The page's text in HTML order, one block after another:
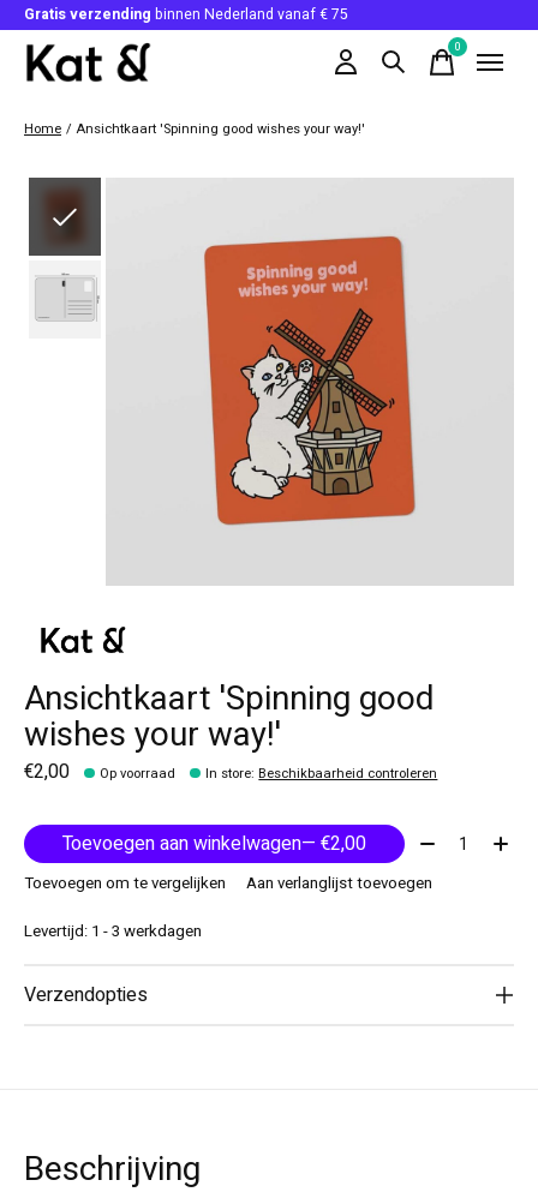
Gratis verzending binnen Nederland vanaf € 75
0items
Home / Ansichtkaart 'Spinning good wishes your way!'
Ansichtkaart 'Spinning good
wishes your way!'
€2,00 Op voorraad In store:Beschikbaarheid controleren
Toevoegen aan winkelwagen — €2,00 Aantal:
Toevoegen om te vergelijken
Aan verlanglijst toevoegen
Levertijd: 1 - 3 werkdagen
Verzendopties
Beschrijving